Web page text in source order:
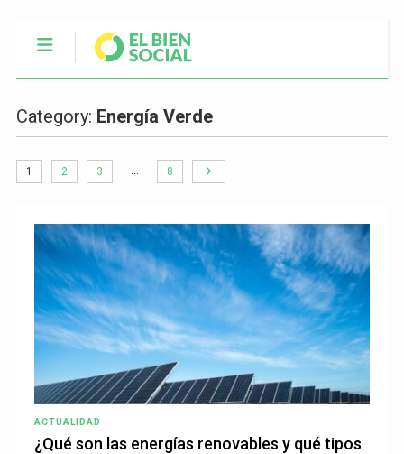
Category: Energía Verde
1 2 3 … 8
ACTUALIDAD
¿Qué son las energías renovables y qué tipos